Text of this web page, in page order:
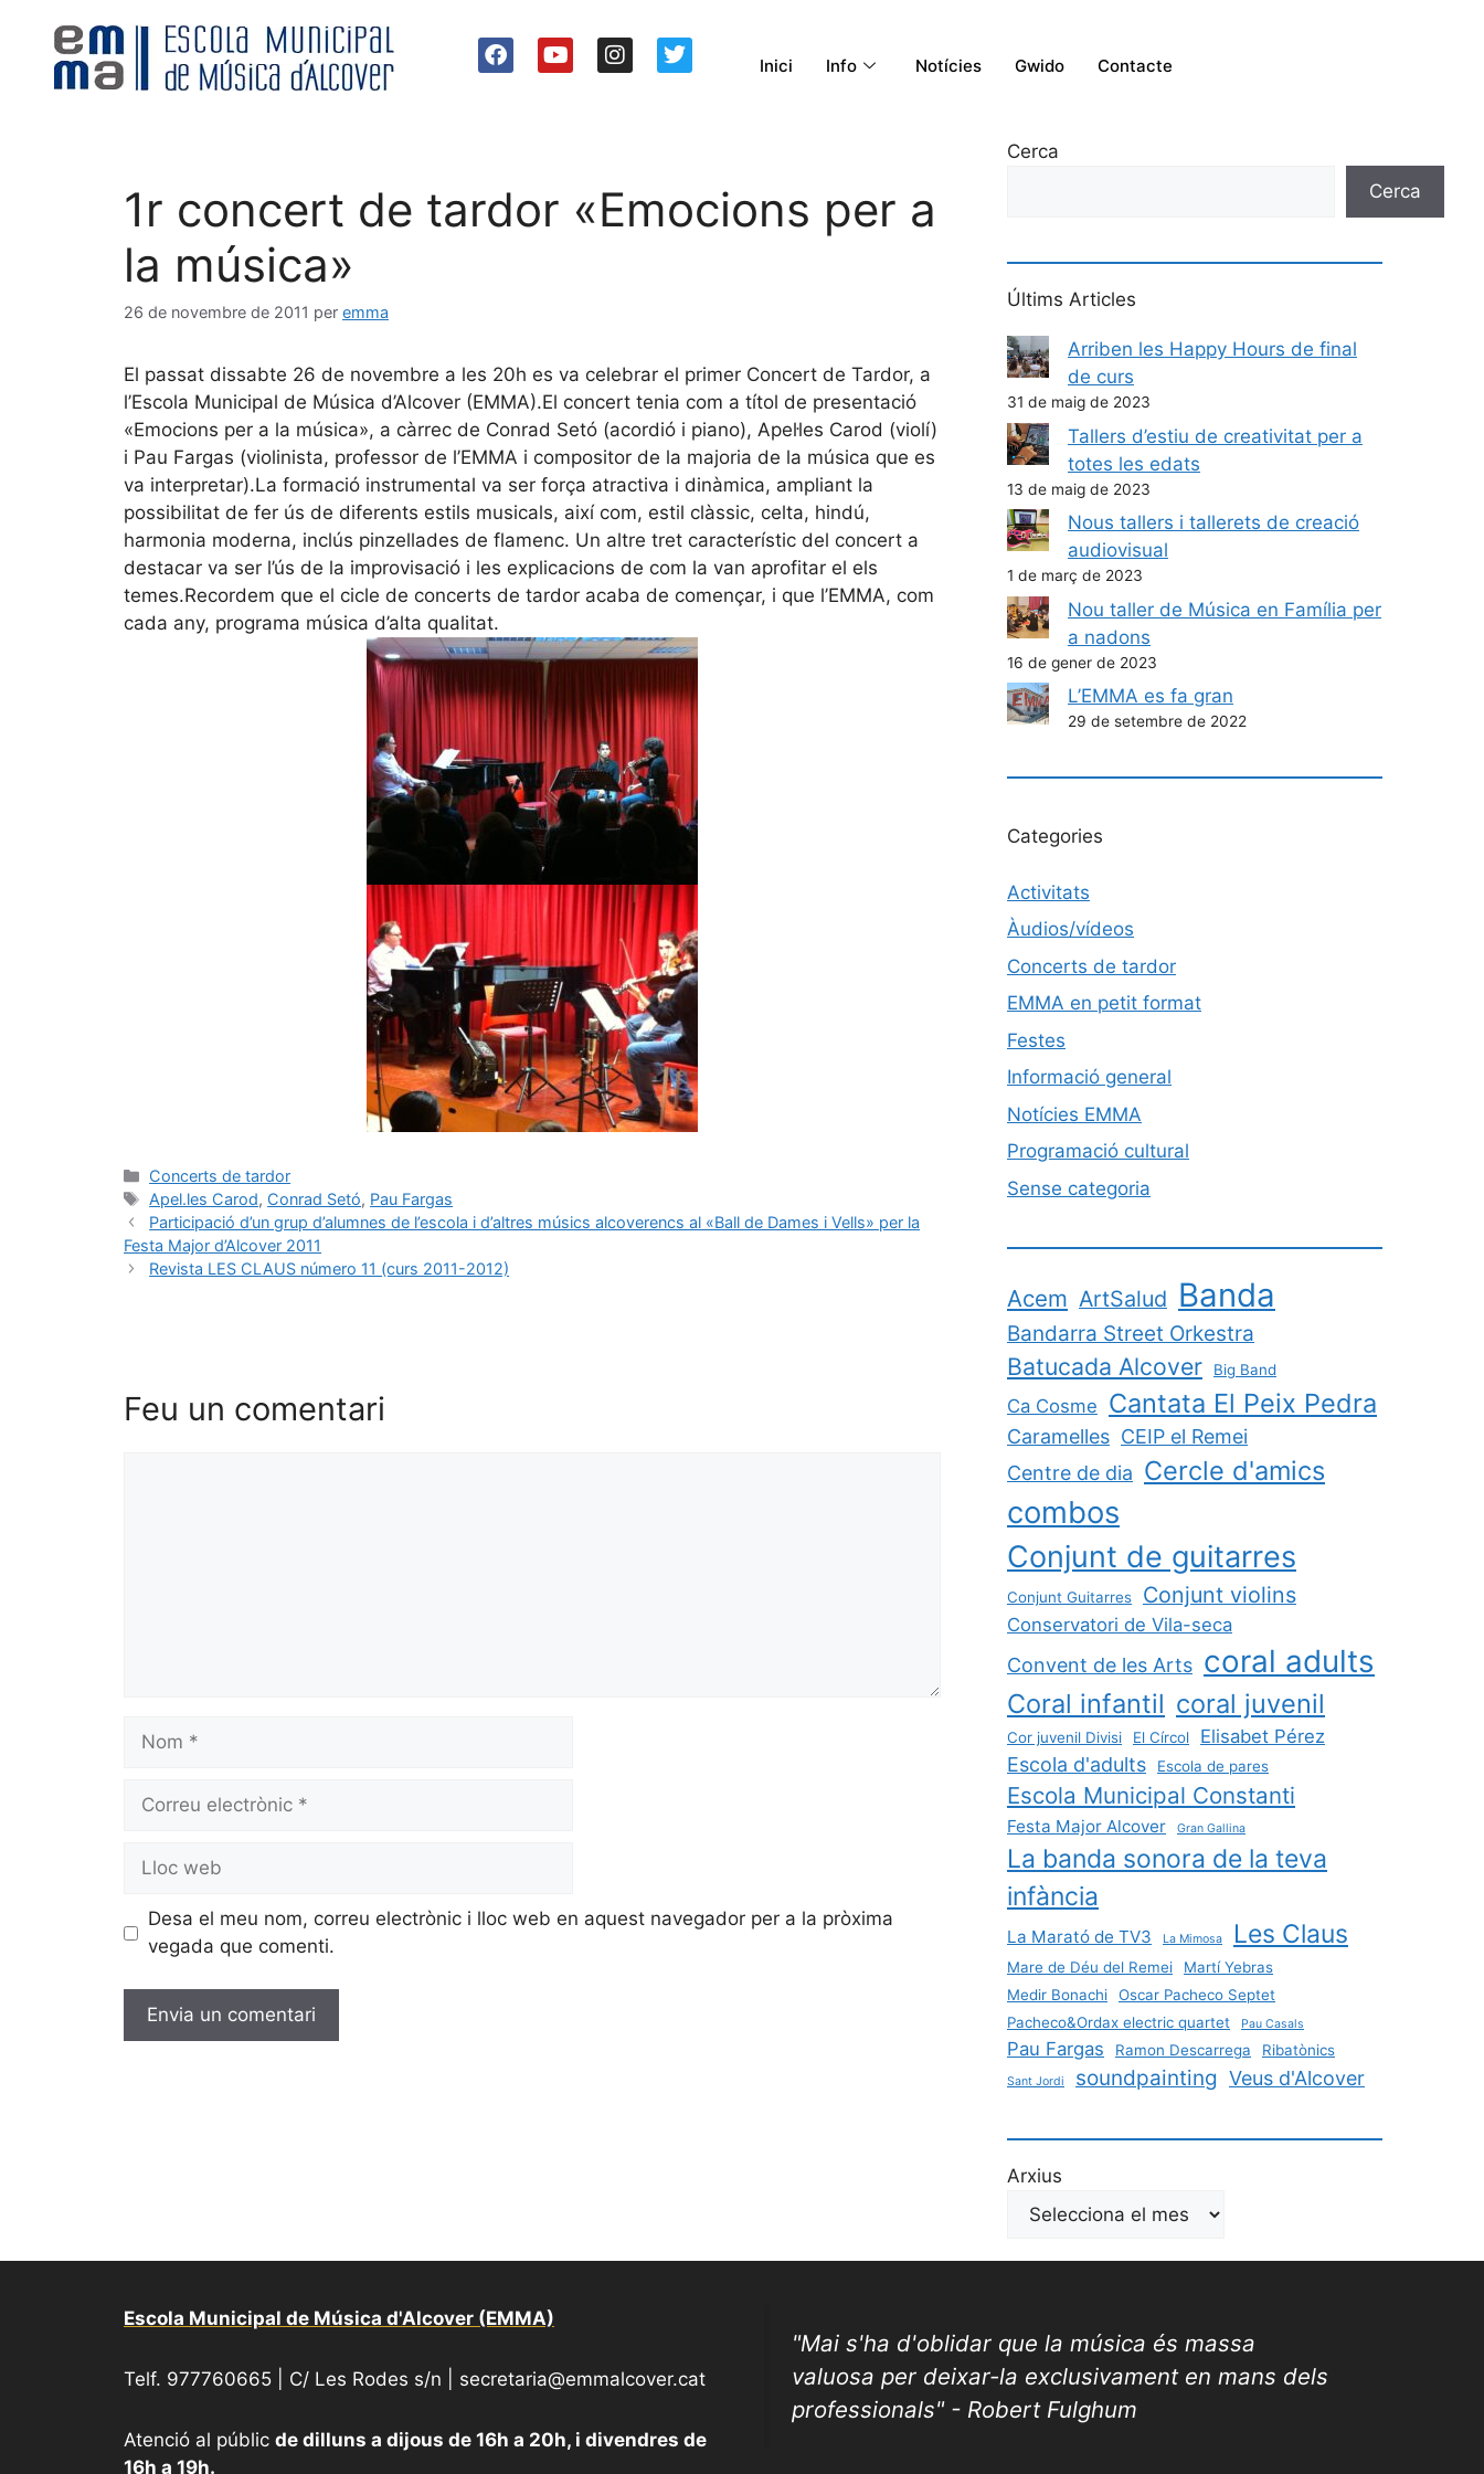
Inici Info Notícies Gwido Contacte
1r concert de tardor «Emocions per a
la música»
26 de novembre de 2011 per emma
El passat dissabte 26 de novembre a les 20h es va celebrar el primer Concert de Tardor, a
l’Escola Municipal de Música d’Alcover (EMMA).El concert tenia com a títol de presentació
«Emocions per a la música», a càrrec de Conrad Setó (acordió i piano), Apel·les Carod (violí)
i Pau Fargas (violinista, professor de l’EMMA i compositor de la majoria de la música que es
va interpretar).La formació instrumental va ser força atractiva i dinàmica, ampliant la
possibilitat de fer ús de diferents estils musicals, així com, estil clàssic, celta, hindú,
harmonia moderna, inclús pinzellades de flamenc. Un altre tret característic del concert a
destacar va ser l’ús de la improvisació i les explicacions de com la van aprofitar el els
temes.Recordem que el cicle de concerts de tardor acaba de començar, i que l’EMMA, com
cada any, programa música d’alta qualitat.
Concerts de tardor
Apel.les Carod, Conrad Setó, Pau Fargas
Participació d’un grup d’alumnes de l’escola i d’altres músics alcoverencs al «Ball de Dames i Vells» per la
Festa Major d’Alcover 2011
Revista LES CLAUS número 11 (curs 2011-2012)
Feu un comentari
Desa el meu nom, correu electrònic i lloc web en aquest navegador per a la pròxima
vegada que comenti.
Cerca
Cerca
Últims Articles
Arriben les Happy Hours de final
de curs
31 de maig de 2023
Tallers d’estiu de creativitat per a
totes les edats
13 de maig de 2023
Nous tallers i tallerets de creació
audiovisual
1 de març de 2023
Nou taller de Música en Família per
a nadons
16 de gener de 2023
L’EMMA es fa gran
29 de setembre de 2022
Categories
Activitats
Àudios/vídeos
Concerts de tardor
EMMA en petit format
Festes
Informació general
Notícies EMMA
Programació cultural
Sense categoria
Acem ArtSalud Banda
Bandarra Street Orkestra
Batucada Alcover Big Band
Ca Cosme Cantata El Peix Pedra
Caramelles CEIP el Remei
Centre de dia Cercle d'amics
combos
Conjunt de guitarres
Conjunt Guitarres Conjunt violins
Conservatori de Vila-seca
Convent de les Arts coral adults
Coral infantil coral juvenil
Cor juvenil Divisi El Círcol Elisabet Pérez
Escola d'adults Escola de pares
Escola Municipal Constanti
Festa Major Alcover Gran Gallina
La banda sonora de la teva
infància
La Marató de TV3 La Mimosa Les Claus
Mare de Déu del Remei
Martí Yebras
Medir Bonachi
Oscar Pacheco Septet
Pacheco&Ordax electric quartet
Pau Casals
Pau Fargas Ramon Descarrega Ribatònics
Sant Jordi soundpainting Veus d'Alcover
Arxius
Escola Municipal de Música d'Alcover (EMMA)
Telf. 977760665 | C/ Les Rodes s/n | secretaria@emmalcover.cat
Atenció al públic de dilluns a dijous de 16h a 20h, i divendres de
16h a 19h.
"Mai s'ha d'oblidar que la música és massa
valuosa per deixar-la exclusivament en mans dels
professionals" - Robert Fulghum